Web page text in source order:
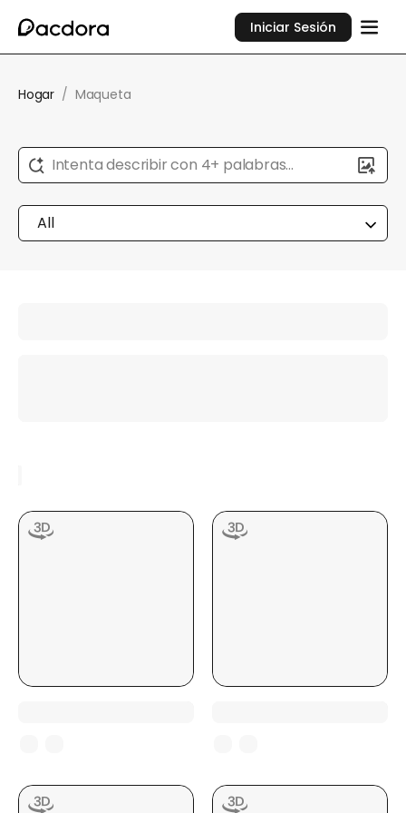
Iniciar Sesión
Hogar / Maqueta
Intenta describir con 4+ palabras...
All